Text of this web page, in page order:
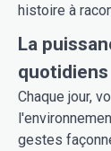
histoire à
La
quotidiens
Chaque jour,
gestes